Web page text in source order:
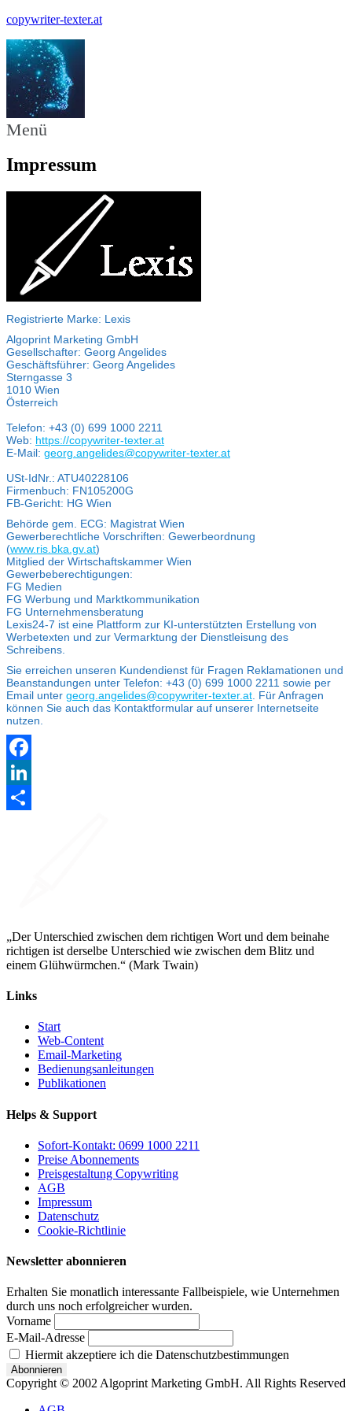
copywriter-texter.at
Menü
Impressum
Registrierte Marke: Lexis
Algoprint Marketing GmbH
Gesellschafter: Georg Angelides
Geschäftsführer: Georg Angelides
Sterngasse 3
1010 Wien
Österreich
Telefon: +43 (0) 699 1000 2211
Web: https://copywriter-texter.at
E-Mail: georg.angelides@copywriter-texter.at
USt-IdNr.: ATU40228106
Firmenbuch: FN105200G
FB-Gericht: HG Wien
Behörde gem. ECG: Magistrat Wien
Gewerberechtliche Vorschriften: Gewerbeordnung
(www.ris.bka.gv.at)
Mitglied der Wirtschaftskammer Wien
Gewerbeberechtigungen:
FG Medien
FG Werbung und Marktkommunikation
FG Unternehmensberatung
Lexis24-7 ist eine Plattform zur KI-unterstützten Erstellung von
Werbetexten und zur Vermarktung der Dienstleisung des
Schreibens.
Sie erreichen unseren Kundendienst für Fragen Reklamationen und
Beanstandungen unter Telefon: +43 (0) 699 1000 2211 sowie per
Email unter georg.angelides@copywriter-texter.at . Für Anfragen
können Sie auch das Kontaktformular auf unserer Internetseite
nutzen.
Facebook
LinkedIn
„Der Unterschied zwischen dem richtigen Wort und dem beinahe
richtigen ist derselbe Unterschied wie zwischen dem Blitz und
einem Glühwürmchen.“ (Mark Twain)
Links
Start
Web-Content
Email-Marketing
Bedienungsanleitungen
Publikationen
Helps & Support
Sofort-Kontakt: 0699 1000 2211
Preise Abonnements
Preisgestaltung Copywriting
AGB
Impressum
Datenschutz
Cookie-Richtlinie
Newsletter abonnieren
Erhalten Sie monatlich interessante Fallbeispiele, wie Unternehmen
durch uns noch erfolgreicher wurden.
Vorname
E-Mail-Adresse
Hiermit akzeptiere ich die Datenschutzbestimmungen
Copyright © 2002 Algoprint Marketing GmbH. All Rights Reserved